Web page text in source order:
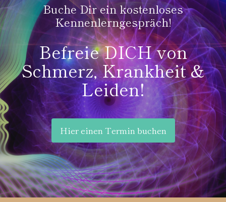
Buche Dir ein kostenloses
Kennenlerngespräch!
Befreie DICH von
Schmerz, Krankheit &
Leiden!
Hier einen Termin buchen